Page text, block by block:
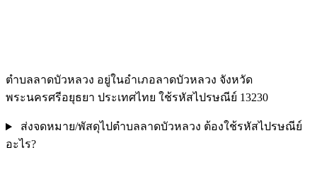
ตำบลลาดบัวหลวง อยู่ในอำเภอลาดบัวหลวง จังหวัด
พระนครศรีอยุธยา ประเทศไทย ใช้รหัสไปรษณีย์ 13230
ส่งจดหมาย/พัสดุไปตำบลลาดบัวหลวง ต้องใช้รหัสไปรษณีย์
อะไร?